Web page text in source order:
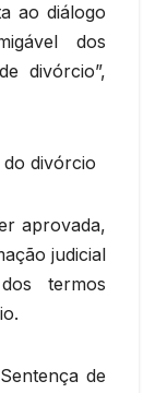
ao diálogo
dos
divórcio”,
divórcio
aprovada,
judicial
termos
de